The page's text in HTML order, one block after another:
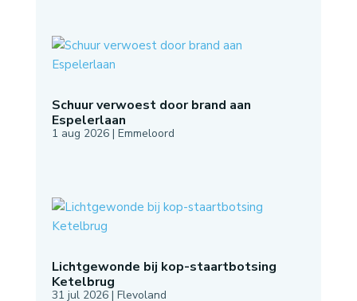
Schuur verwoest door brand aan
Espelerlaan
1 aug 2026| Emmeloord
Lichtgewonde bij kop-staartbotsing
Ketelbrug
31 jul 2026| Flevoland